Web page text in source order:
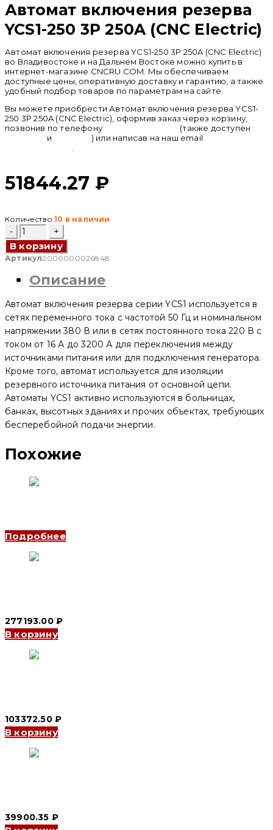
Автомат включения резерва
YCS1-250 3P 250A (CNC Electric)
Автомат включения резерва YCS1-250 3P 250A (CNC Electric)
во Владивостоке и на Дальнем Востоке можно купить в
интернет-магазине CNCRU.COM. Мы обеспечиваем
доступные цены, оперативную доставку и гарантию, а также
удобный подбор товаров по параметрам на сайте.
Вы можете приобрести Автомат включения резерва YCS1-
250 3P 250A (CNC Electric), оформив заказ через корзину,
позвонив по телефону
(также доступен
и
) или написав на наш email
51844.27 ₽
Количество 10 в наличии
Количество
товара
Автомат
включения
YCS1-
250
250A
(CNC
В корзину
Артикул2000000026848
Описание
Автомат включения резерва серии YCS1 используется в
сетях переменного тока с частотой 50 Гц и номинальном
напряжении 380 В или в сетях постоянного тока 220 В с
током от 16 А до 3200 А для переключения между
источниками питания или для подключения генератора.
Кроме того, автомат используется для изоляции
резервного источника питания от основной цепи.
Автоматы YCS1 активно используются в больницах,
банках, высотных зданиях и прочих объектах, требующих
бесперебойной подачи энергии.
Похожие
Подробнее
277193.00 ₽
В корзину
103372.50 ₽
В корзину
39900.35 ₽